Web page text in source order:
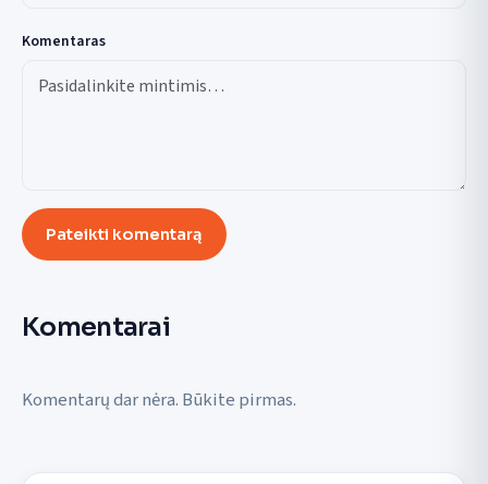
Komentaras
Pateikti komentarą
Komentarai
Komentarų dar nėra. Būkite pirmas.